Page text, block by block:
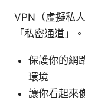
VPN（虛擬私
「私密通道」
保護你的網
環境
讓你看起來